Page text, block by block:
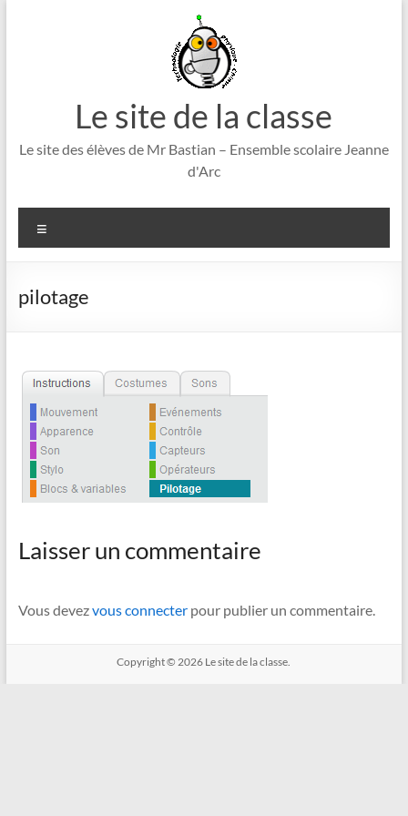
Le site de la classe
Le site des élèves de Mr Bastian – Ensemble scolaire Jeanne
d'Arc
pilotage
Laisser un commentaire
Vous devezvous connecterpour publier un commentaire.
Copyright © 2026 Le site de la classe.